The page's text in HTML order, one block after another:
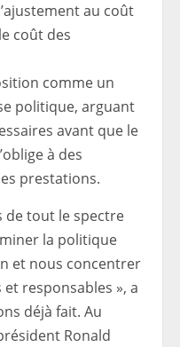
au coût
coût des
comme un
politique, arguant
avant que le
à des
prestations.
de tout le spectre
la politique
et nous concentrer
responsables », a
déjà fait. Au
Ronald